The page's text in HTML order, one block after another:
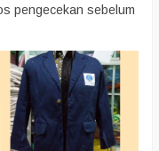
pengecekan sebelum